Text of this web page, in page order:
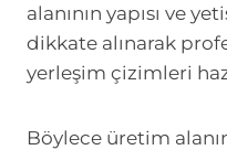
alanının yapısı ve
dikkate alınarak
yerleşim çizimleri
Böylece üretim